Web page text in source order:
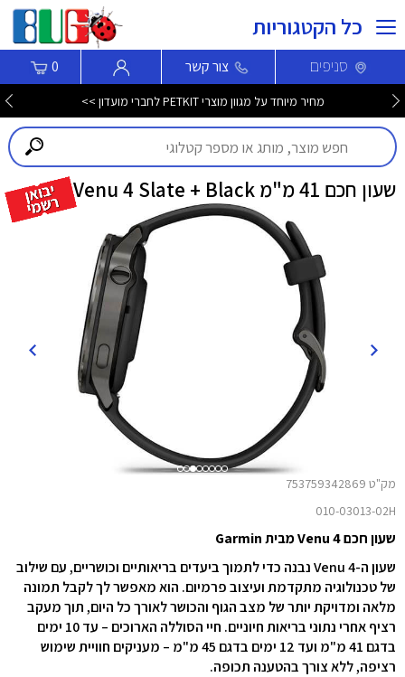
כל הקטגוריות
סניפים צור קשר 0
מחיר מיוחד על מגוון מוצרי PETKIT לחברי מועדון >>
שעון חכם 41 מ"מ Venu 4 Slate + Black
מק"ט 753759342869
010-03013-02H
שעון חכם Venu 4 מבית Garmin
שעון ה-Venu 4 נבנה כדי לתמוך ביעדים בריאותיים וכושריים, עם שילוב
של טכנולוגיה מתקדמת ועיצוב פרמיום. הוא מאפשר לך לקבל תמונה
מלאה ומדויקת יותר של מצב הגוף והכושר לאורך כל היום, תוך מעקב
רציף אחרי נתוני בריאות חיוניים. חיי הסוללה הארוכים – עד 10 ימים
בדגם 41 מ"מ ועד 12 ימים בדגם 45 מ"מ – מעניקים חוויית שימוש
רציפה, ללא צורך בהטענה תכופה.